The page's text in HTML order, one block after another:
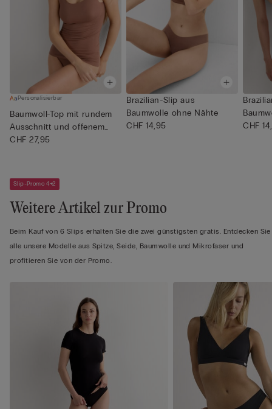
Personalisierbar
Baumwoll-Top mit rundem
Ausschnitt und offenem
Sau...
CHF 27,95
Brazilian-Slip aus
Baumwolle ohne Nähte
CHF 14,95
CHF
Slip-Promo 4+2
Weitere Artikel zur Promo
Beim Kauf von 6 Slips erhalten Sie die zwei günstigsten gratis. Entdecken Sie
alle unsere Modelle aus Spitze, Seide, Baumwolle und Mikrofaser und
profitieren Sie von der Promo.